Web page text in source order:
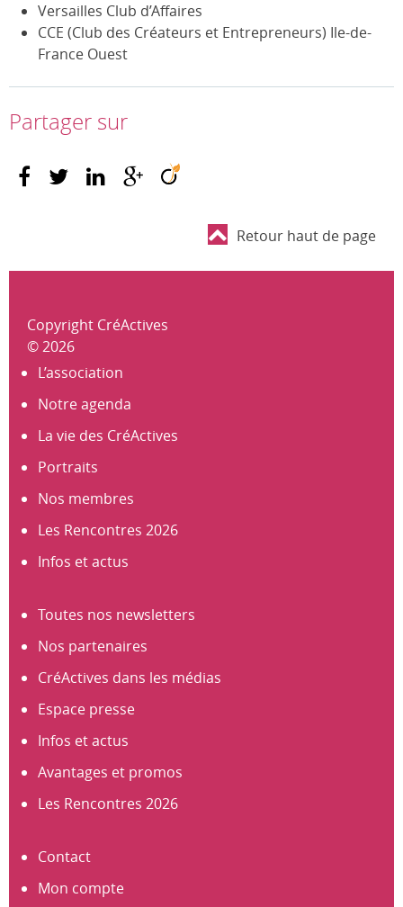
Versailles Club d’Affaires
CCE (Club des Créateurs et Entrepreneurs) Ile-de-
France Ouest
Partager sur
Retour haut de page
Copyright CréActives
© 2026
L’association
Notre agenda
La vie des CréActives
Portraits
Nos membres
Les Rencontres 2026
Infos et actus
Toutes nos newsletters
Nos partenaires
CréActives dans les médias
Espace presse
Infos et actus
Avantages et promos
Les Rencontres 2026
Contact
Mon compte